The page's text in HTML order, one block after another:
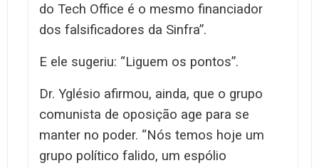
do Tech Office é o mesmo financiador
dos falsificadores da Sinfra”.
E ele sugeriu: “Liguem os pontos”.
Dr. Yglésio afirmou, ainda, que o grupo
comunista de oposição age para se
manter no poder. “Nós temos hoje um
grupo político falido, um espólio